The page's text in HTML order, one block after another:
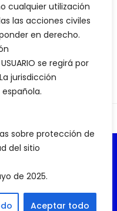
cualquier utilización
las acciones civiles
en derecho.
se regirá por
jurisdicción
española.
sobre protección de
del sitio
de 2025.
Aceptar todo
reservados.